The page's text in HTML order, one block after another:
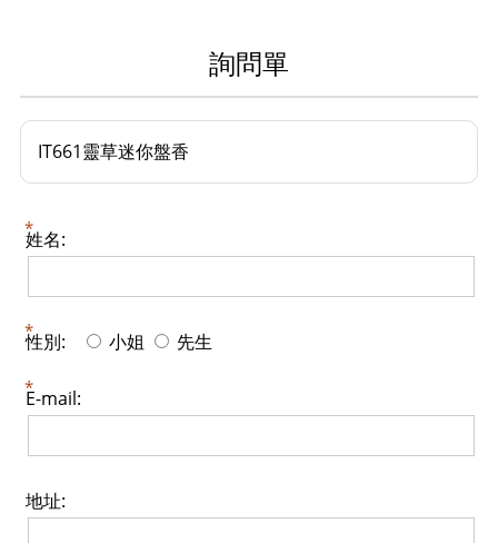
詢問單
IT661靈草迷你盤香
姓名:
性別: 小姐 先生
E-mail:
地址: